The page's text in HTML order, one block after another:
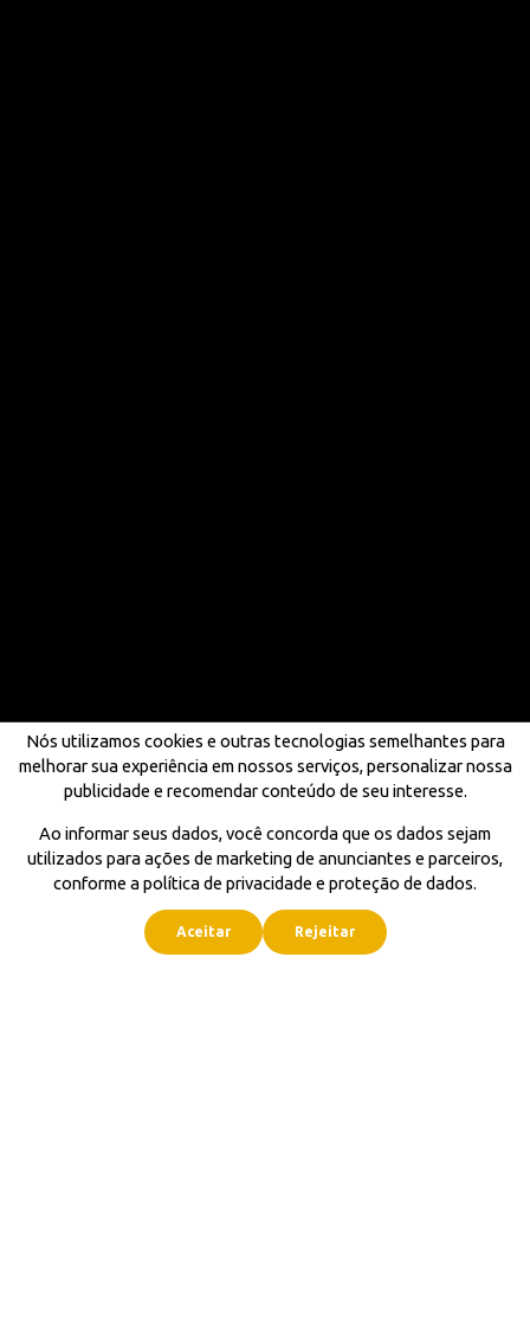
Nós utilizamos cookies e outras tecnologias semelhantes para
melhorar sua experiência em nossos serviços, personalizar nossa
publicidade e recomendar conteúdo de seu interesse.
Ao informar seus dados, você concorda que os dados sejam
utilizados para ações de marketing de anunciantes e parceiros,
conforme a política de privacidade e proteção de dados.
Aceitar Rejeitar